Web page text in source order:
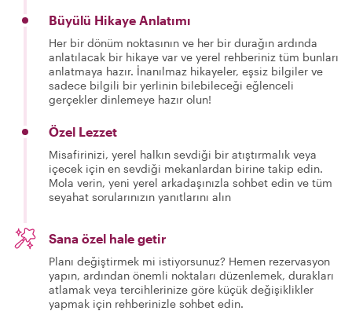
Büyülü Hikaye Anlatımı
Her bir dönüm noktasının ve her bir durağın ardında
anlatılacak bir hikaye var ve yerel rehberiniz tüm bunları
anlatmaya hazır. İnanılmaz hikayeler, eşsiz bilgiler ve
sadece bilgili bir yerlinin bilebileceği eğlenceli
gerçekler dinlemeye hazır olun!
Özel Lezzet
Misafirinizi, yerel halkın sevdiği bir atıştırmalık veya
içecek için en sevdiği mekanlardan birine takip edin.
Mola verin, yeni yerel arkadaşınızla sohbet edin ve tüm
seyahat sorularınızın yanıtlarını alın
Sana özel hale getir
Planı değiştirmek mi istiyorsunuz? Hemen rezervasyon
yapın, ardından önemli noktaları düzenlemek, durakları
atlamak veya tercihlerinize göre küçük değişiklikler
yapmak için rehberinizle sohbet edin.